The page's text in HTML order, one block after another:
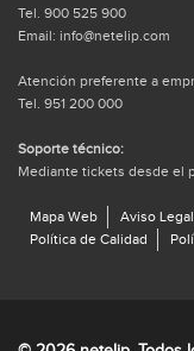
Tel. 900 525 900
Email: info@netelip.com
Atención preferente a
Tel. 951 200 000
Soporte técnico:
Mediante tickets desde el
Mapa Web Aviso Legal
Política de Calidad